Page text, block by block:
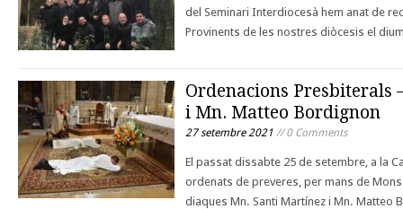
del Seminari Interdiocesà hem anat de
Provinents de les nostres diòcesis el
Ordenacions Presbiterals
i Mn. Matteo Bordignon
27 setembre 2021 // 0 Comments
El passat dissabte 25 de setembre, a la
ordenats de preveres, per mans de
diaques Mn. Santi Martínez i Mn.